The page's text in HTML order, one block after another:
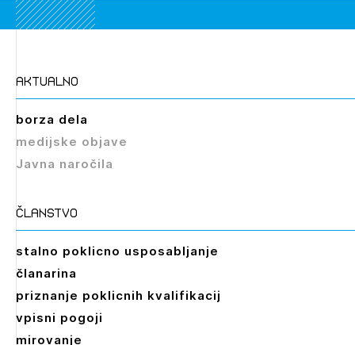
dostopate, se je potrebno prijaviti.
PRIJAVITE SE REGISTRIRAJTE SE
aktualno
borza dela
medijske objave
Javna naročila
članstvo
stalno poklicno usposabljanje
članarina
priznanje poklicnih kvalifikacij
vpisni pogoji
mirovanje